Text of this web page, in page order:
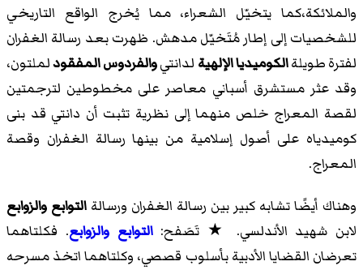
والملائكة،كما يتخيّل الشعراء، مما يُخرج الواقع التاريخي
للشخصيات إلى إطار مُتَخيّل مدهش. ظهرت بعد رسالة الغفران
لفترة طويلةالكوميديا الإلهية لدانتيوالفردوس المفقودلملتون،
وقد عثر مستشرق أسباني معاصر على مخطوطين لترجمتين
لقصة المعراج خلص منهما إلى نظرية تثبت أن دانتي قد بنى
كوميدياه على أصول إسلامية من بينها رسالة الغفران وقصة
المعراج.
وهناك أيضًا تشابه كبير بين رسالة الغفران ورسالة التوابع والزوابع
لابن شهيد الأندلسي. ★ تَصَفح:التوابع والزوابع. فكلتاهما
تعرضان القضايا الأدبية بأسلوب قصصي، وكلتاهما اتخذ مسرحه